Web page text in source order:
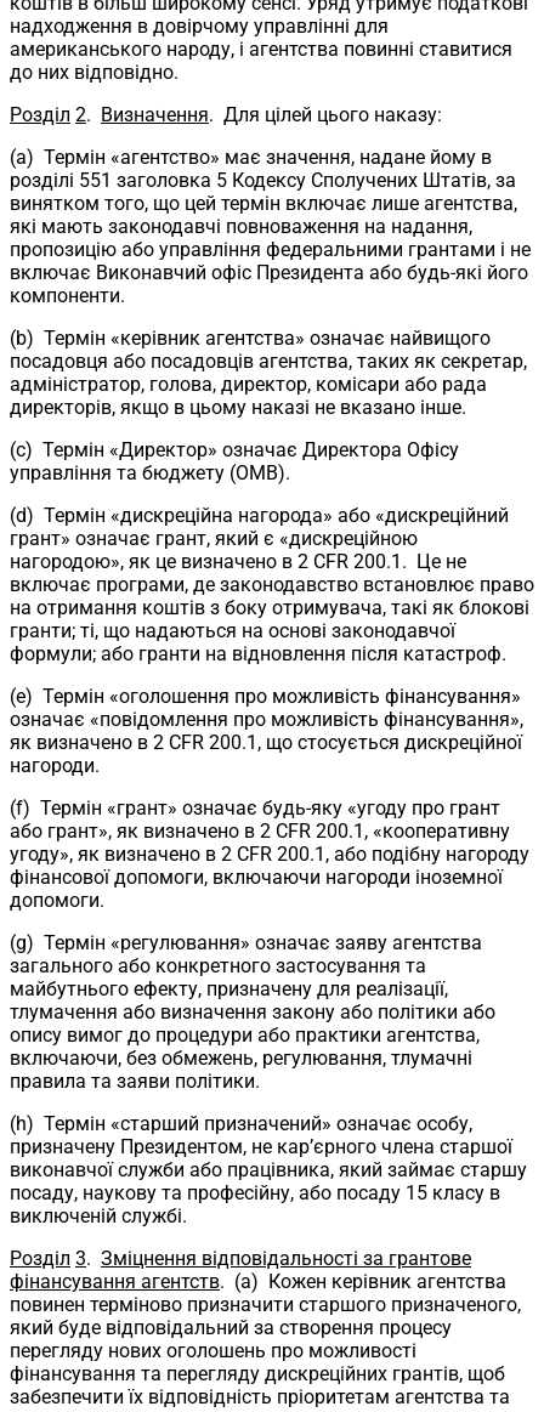
надходження в довірчому управлінні для
американського народу, і агентства повинні ставитися
до них відповідно.
Розділ 2. Визначення. Для цілей цього наказу:
(a) Термін «агентство» має значення, надане йому в
розділі 551 заголовка 5 Кодексу Сполучених Штатів, за
винятком того, що цей термін включає лише агентства,
які мають законодавчі повноваження на надання,
пропозицію або управління федеральними грантами і не
включає Виконавчий офіс Президента або будь-які його
компоненти.
(b) Термін «керівник агентства» означає найвищого
посадовця або посадовців агентства, таких як секретар,
адміністратор, голова, директор, комісари або рада
директорів, якщо в цьому наказі не вказано інше.
(c) Термін «Директор» означає Директора Офісу
управління та бюджету (OMB).
(d) Термін «дискреційна нагорода» або «дискреційний
грант» означає грант, який є «дискреційною
нагородою», як це визначено в 2 CFR 200.1 . Це не
включає програми, де законодавство встановлює право
на отримання коштів з боку отримувача, такі як блокові
гранти; ті, що надаються на основі законодавчої
формули; або гранти на відновлення після катастроф.
(e) Термін «оголошення про можливість фінансування»
означає «повідомлення про можливість фінансування»,
як визначено в 2 CFR 200.1, що стосується дискреційної
нагороди.
(f) Термін «грант» означає будь-яку «угоду про грант
або грант», як визначено в 2 CFR 200.1, «кооперативну
угоду», як визначено в 2 CFR 200.1, або подібну нагороду
фінансової допомоги, включаючи нагороди іноземної
допомоги.
(g) Термін «регулювання» означає заяву агентства
загального або конкретного застосування та
майбутнього ефекту, призначену для реалізації,
тлумачення або визначення закону або політики або
опису вимог до процедури або практики агентства,
включаючи, без обмежень, регулювання, тлумачні
правила та заяви політики.
(h) Термін «старший призначений» означає особу,
призначену Президентом, не кар’єрного члена старшої
виконавчої служби або працівника, який займає старшу
посаду, наукову та професійну, або посаду 15 класу в
виключеній службі.
Розділ 3. Зміцнення відповідальності за грантове
фінансування агентств. (a) Кожен керівник агентства
повинен терміново призначити старшого призначеного,
який буде відповідальний за створення процесу
перегляду нових оголошень про можливості
фінансування та перегляду дискреційних грантів, щоб
забезпечити їх відповідність пріоритетам агентства та